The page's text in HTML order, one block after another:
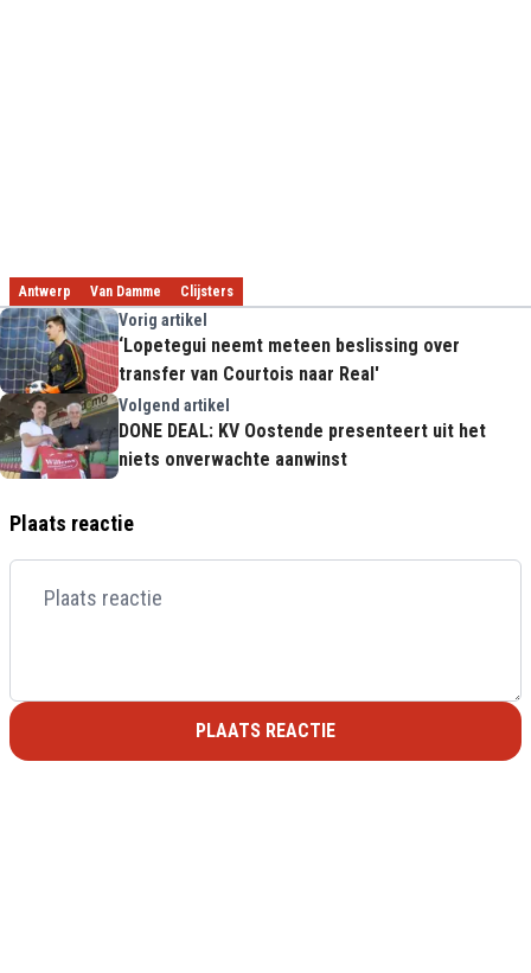
Antwerp Van Damme Clijsters
Vorig artikel
‘Lopetegui neemt meteen beslissing over
transfer van Courtois naar Real'
Volgend artikel
DONE DEAL: KV Oostende presenteert uit het
niets onverwachte aanwinst
Plaats reactie
PLAATS REACTIE